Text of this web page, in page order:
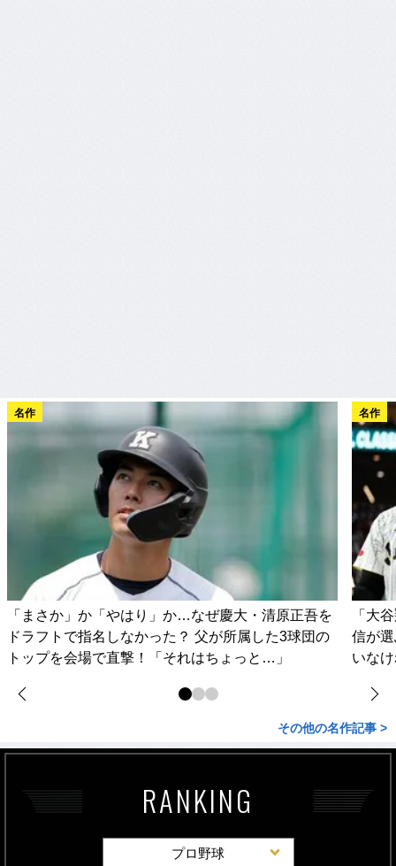
名作
「まさか」か「やはり」か…なぜ慶大・清原正吾を
ドラフトで指名しなかった？ 父が所属した3球団の
トップを会場で直撃！「それはちょっと…」
名作
「大
信が
いな
その他の名作記事 >
RANKING
プロ野球